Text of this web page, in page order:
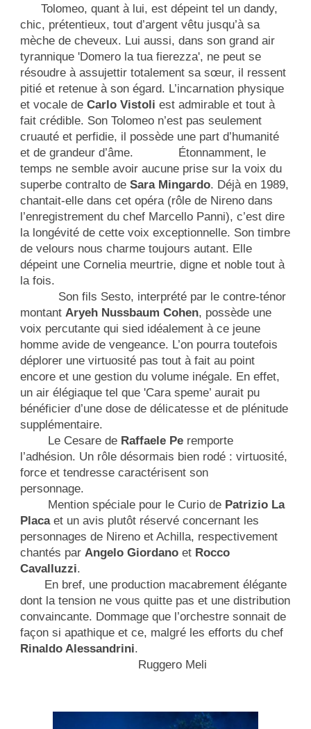
Tolomeo, quant à lui, est dépeint tel un dandy,
chic, prétentieux, tout d’argent vêtu jusqu’à sa
mèche de cheveux. Lui aussi, dans son grand air
tyrannique 'Domero la tua fierezza', ne peut se
résoudre à assujettir totalement sa sœur, il ressent
pitié et retenue à son égard. L’incarnation physique
et vocale deCarlo Vistoli est admirable et tout à
fait crédible. Son Tolomeo n’est pas seulement
cruauté et perfidie, il possède une part d’humanité
et de grandeur d’âme. Étonnamment, le
temps ne semble avoir aucune prise sur la voix du
superbe contralto deSara Mingardo. Déjà en 1989,
chantait-elle dans cet opéra (rôle de Nireno dans
l’enregistrement du chef Marcello Panni), c’est dire
la longévité de cette voix exceptionnelle. Son timbre
de velours nous charme toujours autant. Elle
dépeint une Cornelia meurtrie, digne et noble tout à
la fois.
Son fils Sesto, interprété par le contre-ténor
montantAryeh Nussbaum Cohen, possède une
voix percutante qui sied idéalement à ce jeune
homme avide de vengeance. L’on pourra toutefois
déplorer une virtuosité pas tout à fait au point
encore et une gestion du volume inégale. En effet,
un air élégiaque tel que 'Cara speme’ aurait pu
bénéficier d’une dose de délicatesse et de plénitude
supplémentaire.
Le Cesare de Raffaele Pe remporte
l’adhésion. Un rôle désormais bien rodé : virtuosité,
force et tendresse caractérisent son
personnage.
Mention spéciale pour le Curio de Patrizio La
Placaet un avis plutôt réservé concernant les
personnages de Nireno et Achilla, respectivement
chantés parAngelo Giordano et Rocco
Cavalluzzi.
En bref, une production macabrement élégante
dont la tension ne vous quitte pas et une distribution
convaincante. Dommage que l’orchestre sonnait de
façon si apathique et ce, malgré les efforts du chef
Rinaldo Alessandrini.
Ruggero Meli